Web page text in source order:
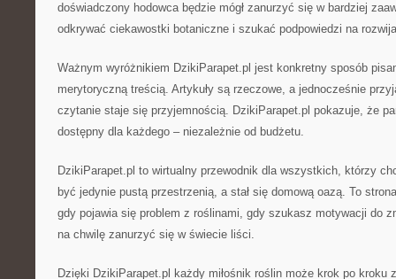
doświadczony hodowca będzie mógł zanurzyć się w bardziej
odkrywać ciekawostki botaniczne i szukać podpowiedzi na
Ważnym wyróżnikiem DzikiParapet.pl jest konkretny sposób
merytoryczną treścią. Artykuły są rzeczowe, a jednocześnie
czytanie staje się przyjemnością. DzikiParapet.pl pokazuje, że
dostępny dla każdego – niezależnie od budżetu.
DzikiParapet.pl to wirtualny przewodnik dla wszystkich, którzy
być jedynie pustą przestrzenią, a stał się domową oazą. To
gdy pojawia się problem z roślinami, gdy szukasz motywacji do
na chwilę zanurzyć się w świecie liści.
Dzięki DzikiParapet.pl każdy miłośnik roślin może krok po kroku